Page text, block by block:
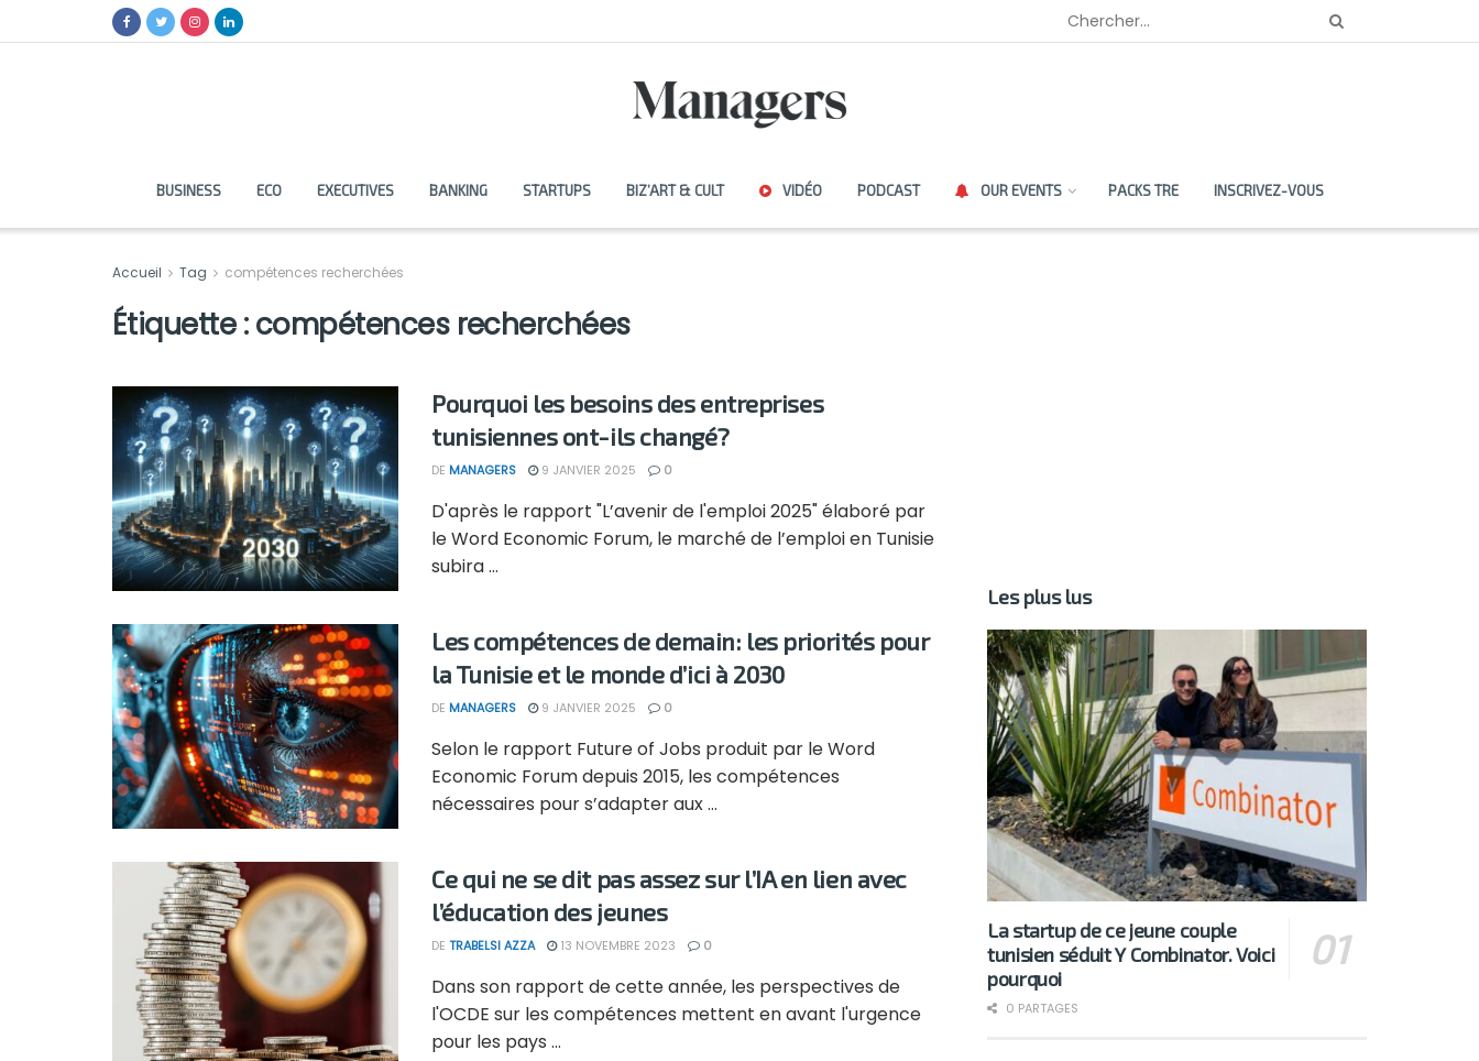
BUSINESS ECO EXECUTIVES BANKING STARTUPS BIZ’ART & CULT VIDÉO PODCAST OUR EVENTS PACKS TRE INSCRIVEZ-VOUS
Accueil Tag compétences recherchées
Étiquette :compétences recherchées
Pourquoi les besoins des entreprises
tunisiennes ont-ils changé?
DE MANAGERS 9 JANVIER 2025 0
D'après le rapport "L’avenir de l'emploi 2025" élaboré par
le Word Economic Forum, le marché de l’emploi en Tunisie
subira ...
Les compétences de demain: les priorités pour
la Tunisie et le monde d’ici à 2030
DE MANAGERS 9 JANVIER 2025 0
Selon le rapport Future of Jobs produit par le Word
Economic Forum depuis 2015, les compétences
nécessaires pour s’adapter aux ...
Ce qui ne se dit pas assez sur l’IA en lien avec
l’éducation des jeunes
DE TRABELSI AZZA 13 NOVEMBRE 2023 0
Dans son rapport de cette année, les perspectives de
l'OCDE sur les compétences mettent en avant l'urgence
pour les pays ...
Les plus lus
La startup de ce jeune couple
tunisien séduit Y Combinator. Voici
pourquoi
0 PARTAGES